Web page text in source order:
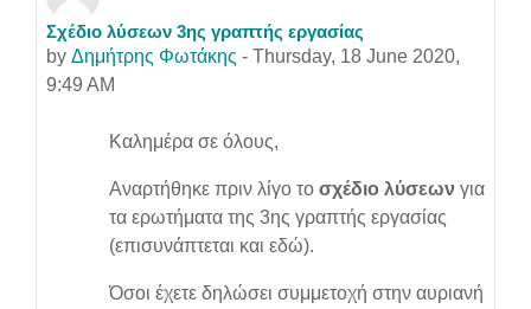
Σχέδιο λύσεων 3ης γραπτής εργασίας
by Δημήτρης Φωτάκης - Thursday, 18 June 2020,
9:49 AM
Number of replies: 0
Καλημέρα σε όλους,
Αναρτήθηκε πριν λίγο το σχέδιο λύσεων για
τα ερωτήματα της 3ης γραπτής εργασίας
(επισυνάπτεται και εδώ).
Όσοι έχετε δηλώσει συμμετοχή στην αυριανή